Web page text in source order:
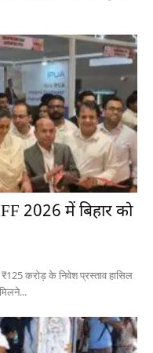
2026 में बिहार को
करोड़ के निवेश प्रस्ताव हासिल